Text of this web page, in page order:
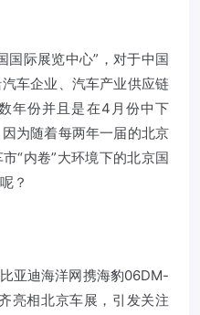
国际展览中心”，对于中国
车企业、汽车产业供应链
年份并且是在4月份中下
为随着每两年一届的北京
“内卷”大环境下的北京国
？
亚迪海洋网携海豹06DM-
亮相北京车展，引发关注